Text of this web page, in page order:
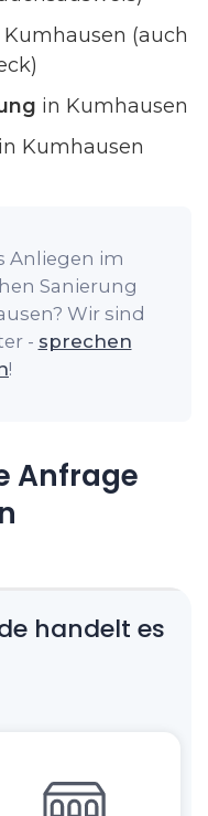
Kumhausen (auch
in Kumhausen
in Kumhausen
Anliegen im
Sanierung
Wir sind
- sprechen
!
Anfrage